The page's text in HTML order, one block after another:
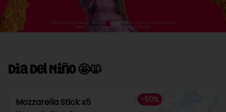
Dia Del Niño 🤩🙀
-50%
Mozzarella Stick x5